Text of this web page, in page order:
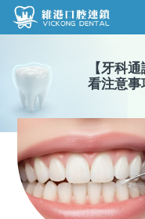
N
【 牙科通
看注意事